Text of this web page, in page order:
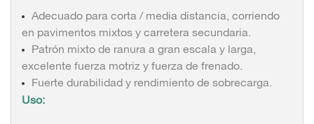
Adecuado para corta / media distancia, corriendo
en pavimentos mixtos y carretera secundaria.
Patrón mixto de ranura a gran escala y larga,
excelente fuerza motriz y fuerza de frenado.
Fuerte durabilidad y rendimiento de sobrecarga.
Uso: